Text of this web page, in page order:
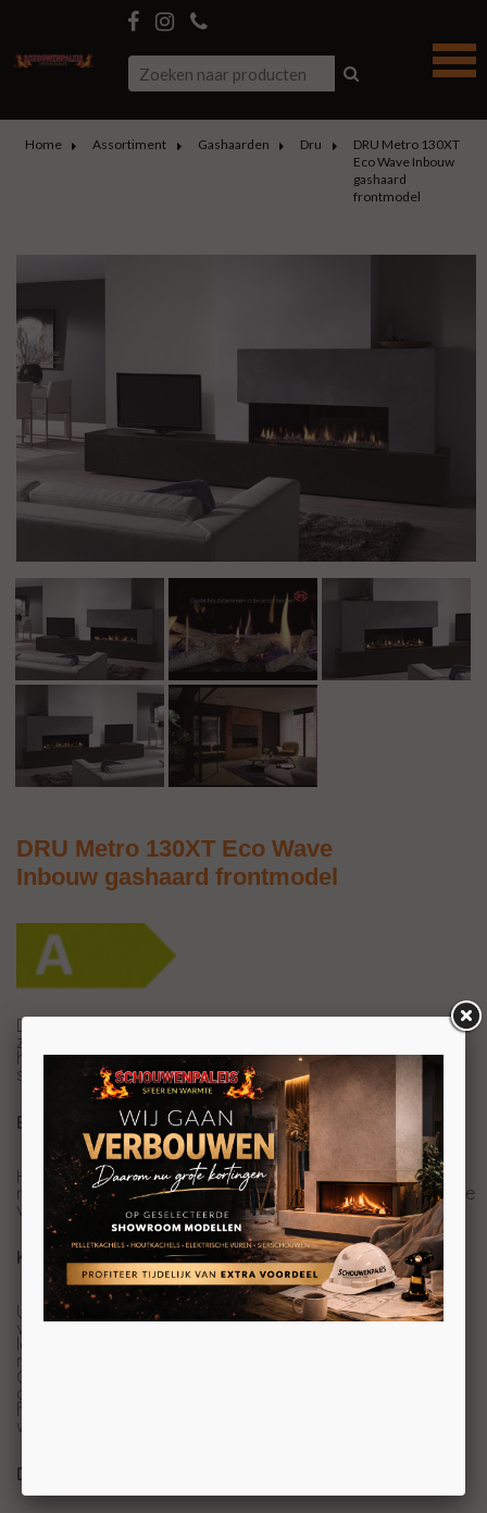
Home Assortiment Gashaarden Dru
DRU Metro 130XT
Eco Wave Inbouw
gashaard
frontmodel
DRU Metro 130XT Eco Wave
Inbouw gashaard frontmodel
De brander in de DRU Metro gashaard verdeelt het vuur
zigzaggend over de gehele breedte en diepte van de
haard. Ook deze haard is uitgerust met het EcoWave
systeem.
EcoWave
Het EcoWave systeem van DRU zorgt voor een nog
natuurlijker vlambeeld. De brander kan varieren in hoogte
van het vuur.
Keuzes DRU Metro
U heeft de mogelijkheid om te kiezen uit twee
verschillende achterwanden. Het branderbed is
leverbaar met een authentieke houtblokkenset of met
moderne Greystone of Carrara stenen.
Ook heeft deze inbouw gashaard als optie ontspiegeld
glas, met deze optie is het net alsof er geen glas in uw
haard zit, zo lijkt het net alsof u een openhaard in uw
woonkamer heeft.
De DRU Metro brandend zien?